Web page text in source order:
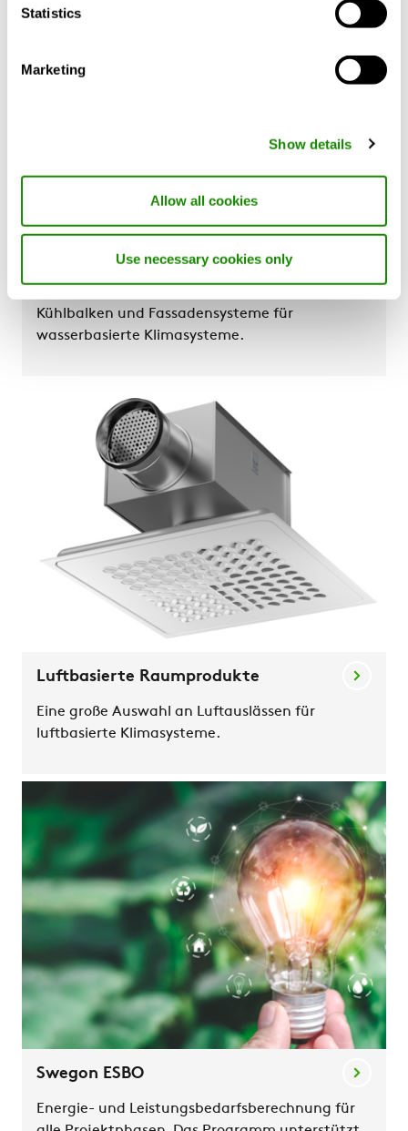
Statistics
Marketing
Show details
Allow all cookies
Use necessary cookies only
Wasserbasierte Raumprodukte
Kühlbalken und Fassadensysteme für
wasserbasierte Klimasysteme.
Luftbasierte Raumprodukte
Eine große Auswahl an Luftauslässen für
luftbasierte Klimasysteme.
Swegon ESBO
Energie- und Leistungsbedarfsberechnung für